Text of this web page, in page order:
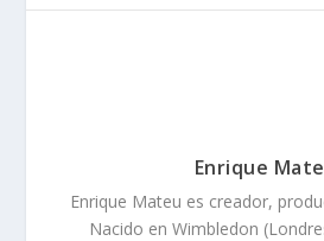
Enrique
Enrique Mateu es creador,
Nacido en Wimbledon